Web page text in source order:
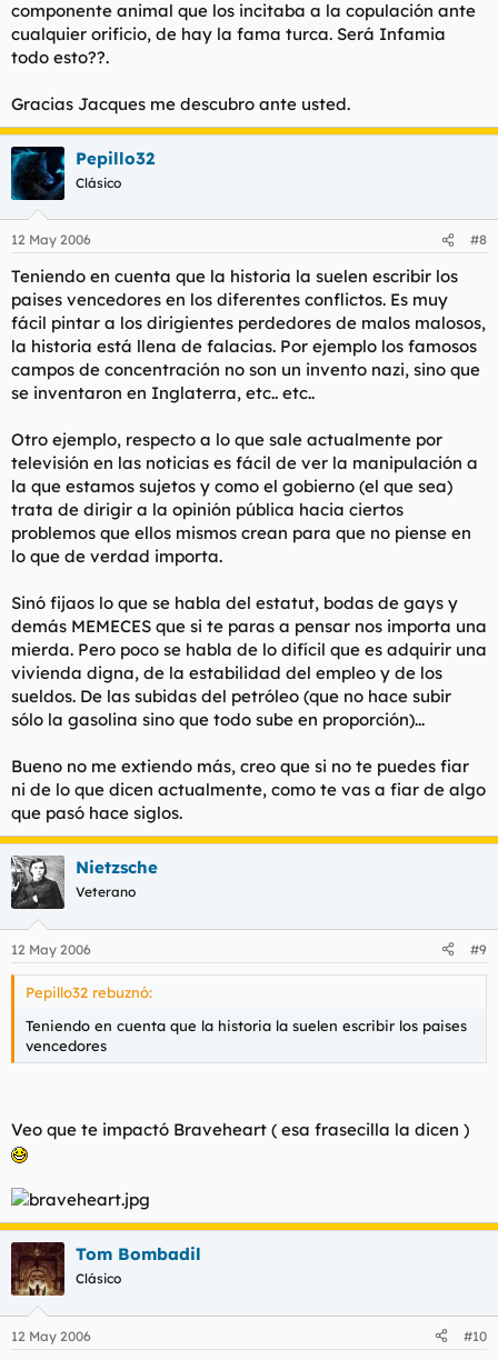
componente animal que los incitaba a la copulación ante
cualquier orificio, de hay la fama turca. Será Infamia
todo esto??.
Gracias Jacques me descubro ante usted.
Pepillo32
Clásico
12 May 2006 #8
Teniendo en cuenta que la historia la suelen escribir los
paises vencedores en los diferentes conflictos. Es muy
fácil pintar a los dirigientes perdedores de malos malosos,
la historia está llena de falacias. Por ejemplo los famosos
campos de concentración no son un invento nazi, sino que
se inventaron en Inglaterra, etc.. etc..
Otro ejemplo, respecto a lo que sale actualmente por
televisión en las noticias es fácil de ver la manipulación a
la que estamos sujetos y como el gobierno (el que sea)
trata de dirigir a la opinión pública hacia ciertos
problemos que ellos mismos crean para que no piense en
lo que de verdad importa.
Sinó fijaos lo que se habla del estatut, bodas de gays y
demás MEMECES que si te paras a pensar nos importa una
mierda. Pero poco se habla de lo difícil que es adquirir una
vivienda digna, de la estabilidad del empleo y de los
sueldos. De las subidas del petróleo (que no hace subir
sólo la gasolina sino que todo sube en proporción)...
Bueno no me extiendo más, creo que si no te puedes fiar
ni de lo que dicen actualmente, como te vas a fiar de algo
que pasó hace siglos.
Nietzsche
Veterano
12 May 2006 #9
Pepillo32 rebuznó:
Teniendo en cuenta que la historia la suelen escribir los paises
vencedores
Veo que te impactó Braveheart ( esa frasecilla la dicen )
Tom Bombadil
Clásico
12 May 2006 #10